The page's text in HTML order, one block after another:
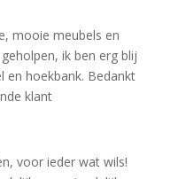
mooie meubels en
ik ben erg blij
hoekbank. Bedankt
klant
voor ieder wat wils!